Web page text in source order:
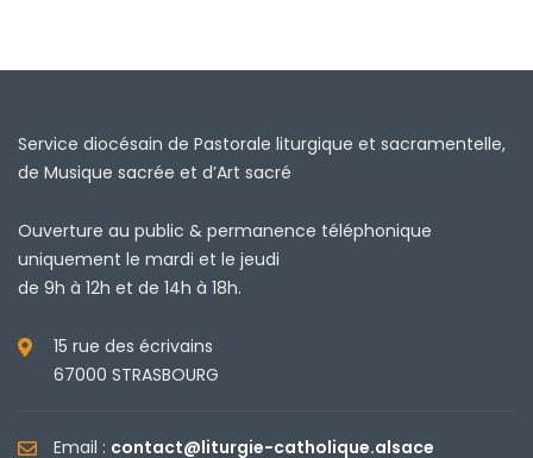
Service diocésain de Pastorale liturgique et sacramentelle,
de Musique sacrée et d’Art sacré
Ouverture au public & permanence téléphonique
uniquement le mardi et le jeudi
de 9h à 12h et de 14h à 18h.
15 rue des écrivains
67000 STRASBOURG
Email : contact@liturgie-catholique.alsace